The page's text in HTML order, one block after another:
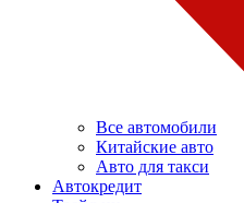
Все автомобили
Китайские авто
Авто для такси
Автокредит